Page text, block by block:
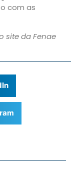
com as
site da Fenae